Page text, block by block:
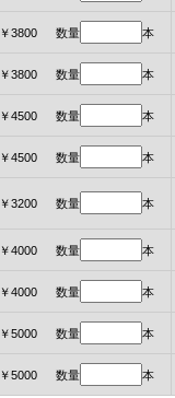
￥3800 数量 本
￥3800 数量 本
￥4500 数量 本
￥4500 数量 本
￥3200 数量 本
￥4000 数量 本
￥4000 数量 本
￥5000 数量 本
￥5000 数量 本